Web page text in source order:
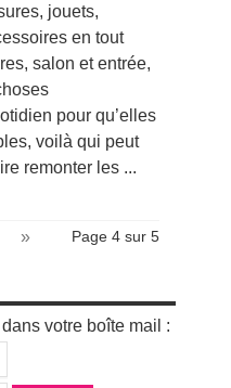
jouets,
en tout
salon et entrée,
pour qu’elles
voilà qui peut
remonter les ...
Page 4 sur 5
»
votre boîte mail :